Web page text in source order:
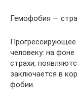
Гемофобия —
Прогрессирующее
человеку: на
страхи,
заключается в
фобии.